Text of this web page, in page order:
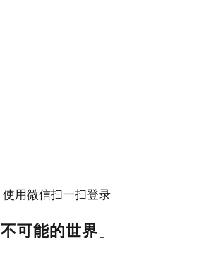
使用微信扫一扫登录
不可能的世界 」